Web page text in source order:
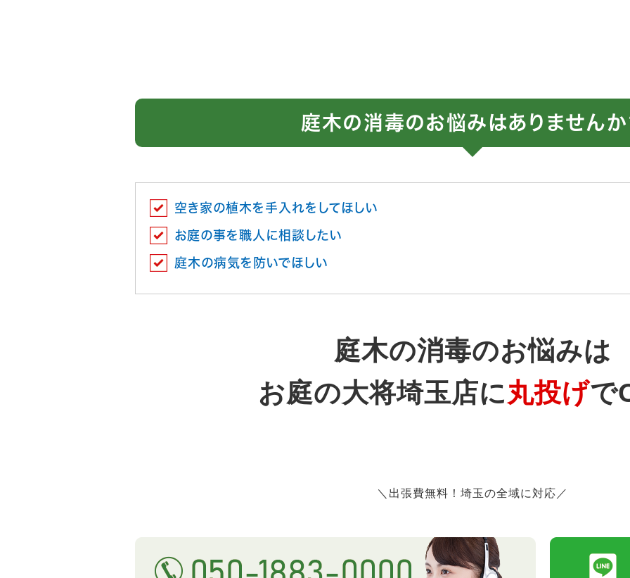
庭木の消毒のお悩みはありませんか
空き家の植木を手入れをしてほしい
お庭の事を職人に相談したい
庭木の病気を防いでほしい
庭木の消毒のお悩みは
お庭の大将埼玉店に丸投げで
＼出張費無料！埼玉の全域に対応／